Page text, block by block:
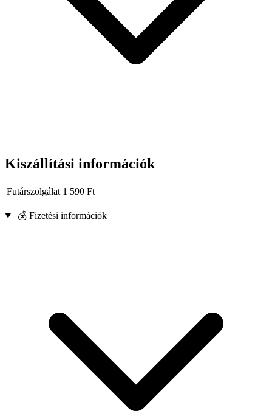
Kiszállítási információk
Futárszolgálat 1 590 Ft
💰 Fizetési információk